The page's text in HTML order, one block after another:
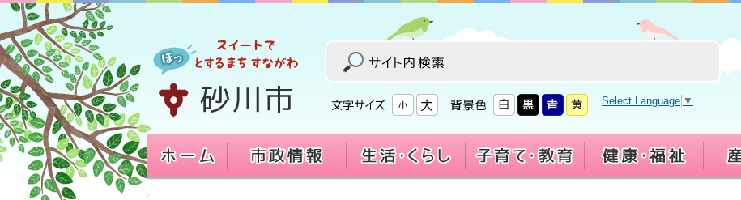
へ
移
動
す
る
Select Language ▼